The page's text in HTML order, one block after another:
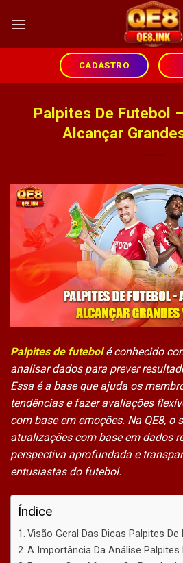
CADASTRO
Palpites De Futebol
Alcançar
Palpites de futebolé conhecido
analisar dados para prever
Essa é a base que ajuda os
tendências e fazer avaliações
com base em emoções. Na QE8, o
atualizações com base em dados
perspectiva aprofundada e
entusiastas do futebol.
Índice
Visão Geral Das Dicas Palpites De
A Importância Da Análise Palpites